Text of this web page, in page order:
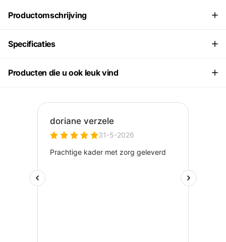
Productomschrijving
Specificaties
Producten die u ook leuk vind